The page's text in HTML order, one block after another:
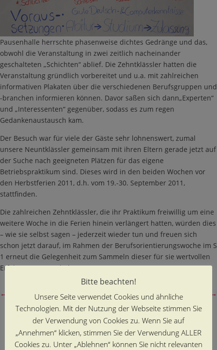
Pausenhalle herrschte phasenweise dichtes Gedränge und das,
obwohl die Veranstaltung in zwei zeitlich nacheinander
geschalteten „Schichten“ ablief. Die Zehntklässler hatten die
Veranstaltung gründlich vorbereitet und u.a. mit zahlreichen
informativen Plakaten über die verschiedenen Berufsgruppen und
-branchen informieren können. Davor saßen sich dann„Experten“
und „Interessenten“ gegenüber, sodass es zum regen
Gedankenaustausch kam.
Der Besuch war für viele der Gäste sehr lohnenswert, zumal
unsere Neuntklässler gemeinsam mit ihren Eltern gerade jetzt auf
der Suche nach geeigneten Plätzen für das eigene
Betriebspraktikum sind. Dieses wird in den beiden Wochen vor
den Herbstferien 2011, d.h. vom 19.-30. September 2011,
stattfinden.
Die zahlreichen Zehntklässler, die ihr Praktikum freiwillig um eine
weitere Woche in die Ferien hinein verlängert hatten, würden dies
– wie sie selbst sagen – jederzeit wieder tun und freuen sich
schon jetzt darauf, im Rahmen der Berufsorientierungswoche im S
1 erneut die Gelegenheit zum Sammeln dieser für sie wertvollen
Erfahrungen zu erhalten.
← vorheriger Beitrag nächster Beitrag →
Bitte beachten!
Unsere Seite verwendet Cookies und ähnliche
Technologien. Mit der Nutzung der Webseite stimmen Sie
der Verwendung von Cookies zu. Wenn Sie auf
„Annehmen“ klicken, stimmen Sie der Verwendung ALLER
Cookies zu. Unter „Ablehnen“ können Sie nicht relevanten